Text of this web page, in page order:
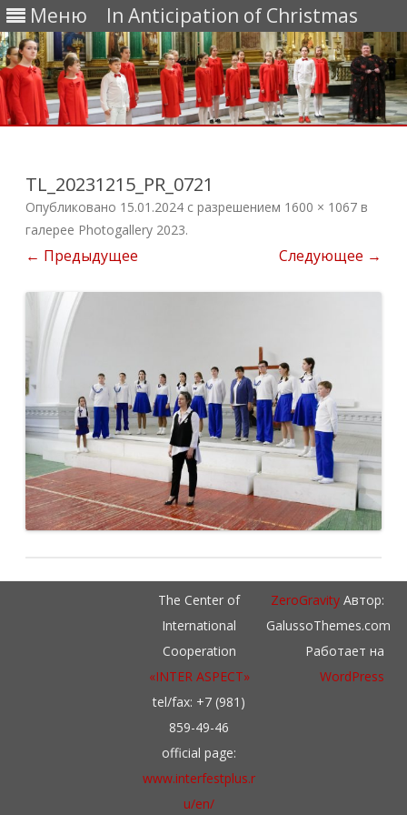
Меню In Anticipation of Christmas
TL_20231215_PR_0721
Опубликовано 15.01.2024 с разрешением 1600 × 1067 в
галерее Photogallery 2023.
← Предыдущее Следующее →
The Center of
International
Cooperation
«INTER ASPECT»
tel/fax: +7 (981)
859-49-46
official page:
www.interfestplus.r
u/en/
ZeroGravityАвтор:
GalussoThemes.com
Работает на
WordPress